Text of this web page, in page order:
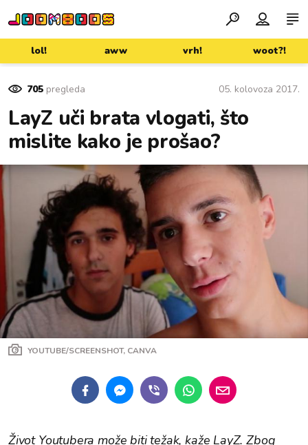
lol! aww vrh! woot?!
705 pregleda 05. kolovoza 2017.
LayZ uči brata vlogati, što
mislite kako je prošao?
YOUTUBE/SCREENSHOT, CANVA
Život Youtubera može biti težak, kaže LayZ. Zbog